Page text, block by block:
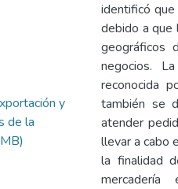
y
de la
identificó que
debido a que
geográficos
negocios.
reconocida
también se
atender
llevar a cabo
la finalidad